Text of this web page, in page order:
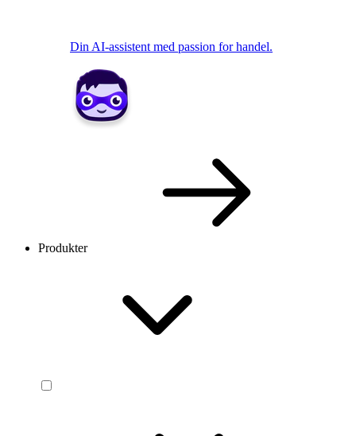
Din AI-assistent med passion for handel.
Produkter